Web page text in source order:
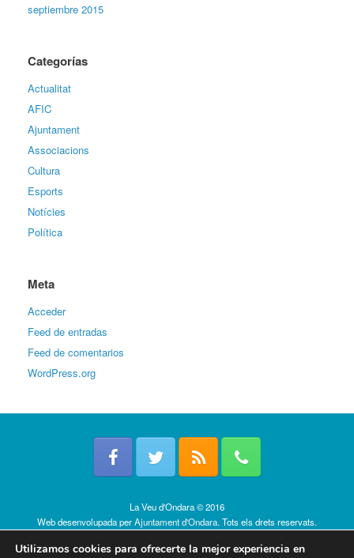
septiembre 2015
Categorías
Actualitat
AFIC
Ajuntament
Associacions
Cultura
Esports
Notícies
Política
Meta
Acceder
Feed de entradas
Feed de comentarios
WordPress.org
La Veu d'Ondara © 2016
Web desenvolupada perAjuntament d'Ondara. Tots els drets reservats.
Utilizamos cookies para ofrecerte la mejor experiencia en